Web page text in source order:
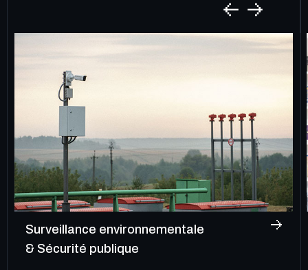
Surveillance environnementale
& Sécurité publique